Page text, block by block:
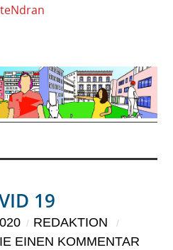
19
REDAKTION
EINEN KOMMENTAR